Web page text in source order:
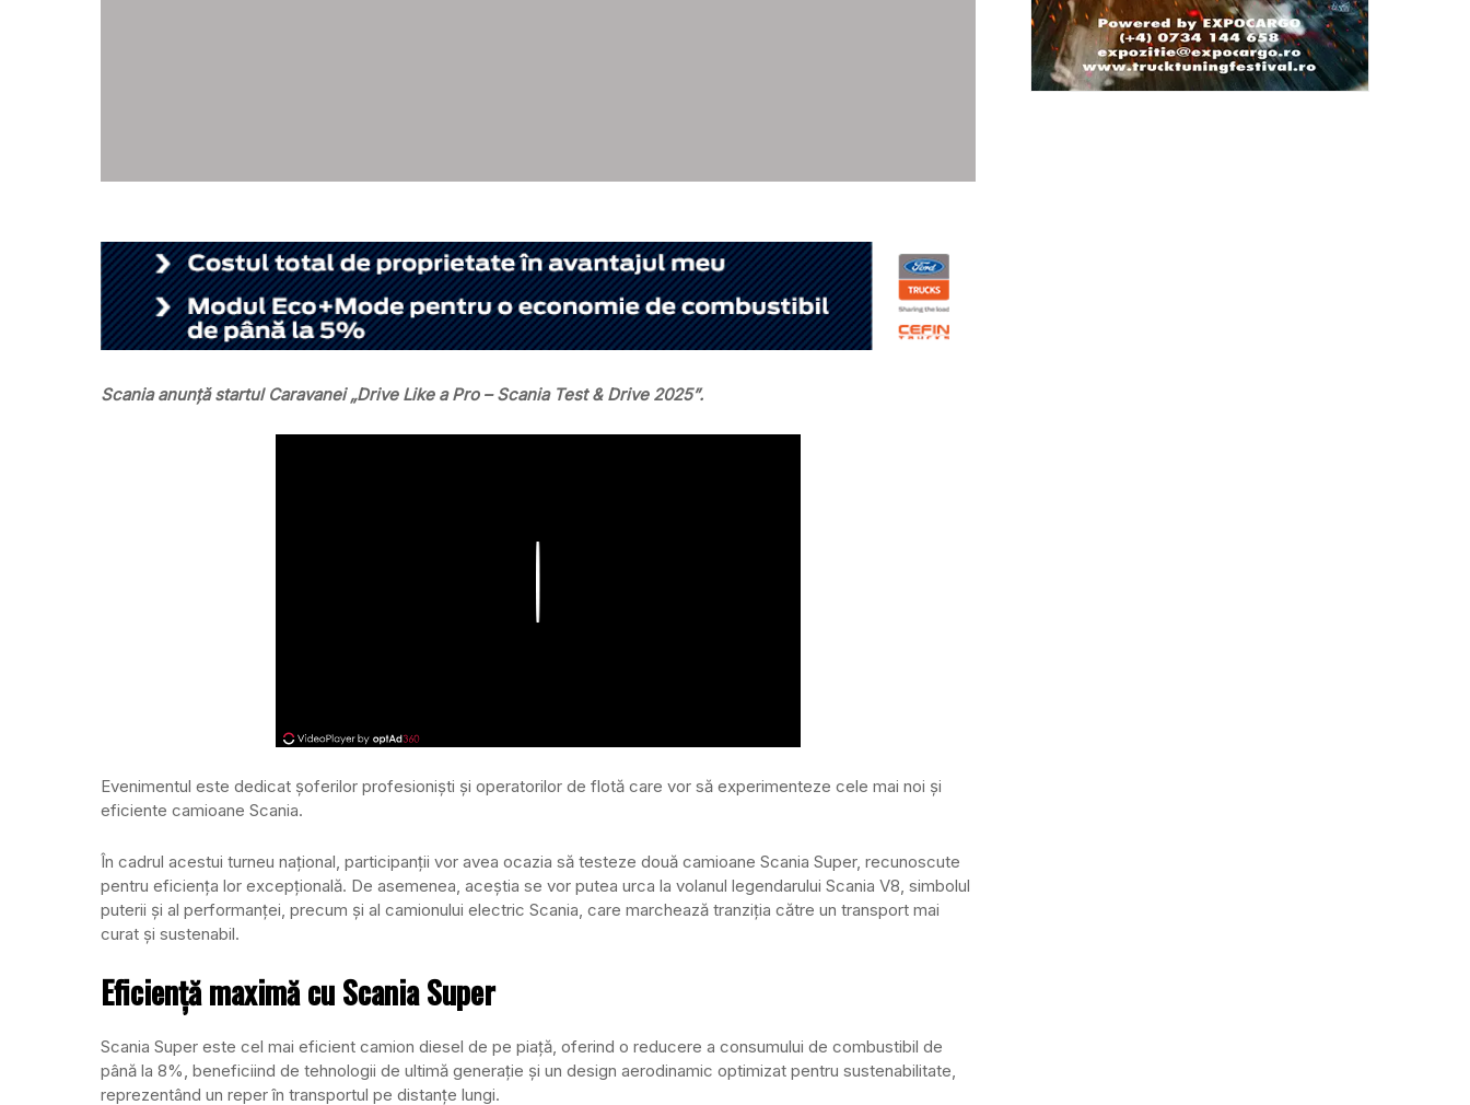
Scania anunță startul Caravanei „Drive Like a Pro – Scania Test & Drive 2025”.
Evenimentul este dedicat șoferilor profesioniști și operatorilor de flotă care vor să experimenteze cele mai noi și
eficiente camioane Scania.
În cadrul acestui turneu național, participanții vor avea ocazia să testeze două camioane Scania Super, recunoscute
pentru eficiența lor excepțională. De asemenea, aceștia se vor putea urca la volanul legendarului Scania V8, simbolul
puterii și al performanței, precum și al camionului electric Scania, care marchează tranziția către un transport mai
curat și sustenabil.
Eficiență maximă cu Scania Super
Scania Super este cel mai eficient camion diesel de pe piață, oferind o reducere a consumului de combustibil de
până la 8%, beneficiind de tehnologii de ultimă generație și un design aerodinamic optimizat pentru sustenabilitate,
reprezentând un reper în transportul pe distanțe lungi.